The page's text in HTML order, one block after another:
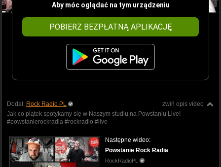
Aby móc oglądać na tym urządzeniu
POBIERZ BEZPŁATNĄ APLIKACJĘ
zwiń opis video
Dodał: Rock Radio PL
Jak co piątek spotykamy się w Naszym studiu na Powstaniu Live!
#powstanierockradia #rockradio #live
Następne wideo:
Powstanie Rock Radia
RockRadioPL